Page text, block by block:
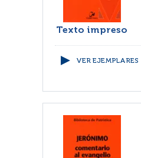
Texto impreso
VER EJEMPLARES